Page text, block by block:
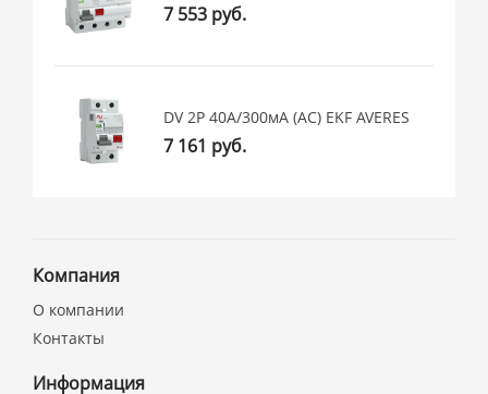
7 553 руб.
DV 2P 40А/300мА (AC) EKF AVERES
7 161 руб.
Компания
О компании
Контакты
Информация